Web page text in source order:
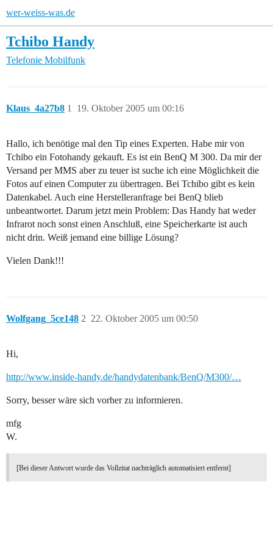
wer-weiss-was.de
Tchibo Handy
Telefonie Mobilfunk
Klaus_4a27b8 19. Oktober 2005 um 00:16
1
Hallo, ich benötige mal den Tip eines Experten. Habe mir von
Tchibo ein Fotohandy gekauft. Es ist ein BenQ M 300. Da mir der
Versand per MMS aber zu teuer ist suche ich eine Möglichkeit die
Fotos auf einen Computer zu übertragen. Bei Tchibo gibt es kein
Datenkabel. Auch eine Herstelleranfrage bei BenQ blieb
unbeantwortet. Darum jetzt mein Problem: Das Handy hat weder
Infrarot noch sonst einen Anschluß, eine Speicherkarte ist auch
nicht drin. Weiß jemand eine billige Lösung?
Vielen Dank!!!
Wolfgang_5ce148 22. Oktober 2005 um 00:50
2
Hi,
http://www.inside-handy.de/handydatenbank/BenQ/M300/…
Sorry, besser wäre sich vorher zu informieren.
mfg
W.
[Bei dieser Antwort wurde das Vollzitat nachträglich automatisiert entfernt]